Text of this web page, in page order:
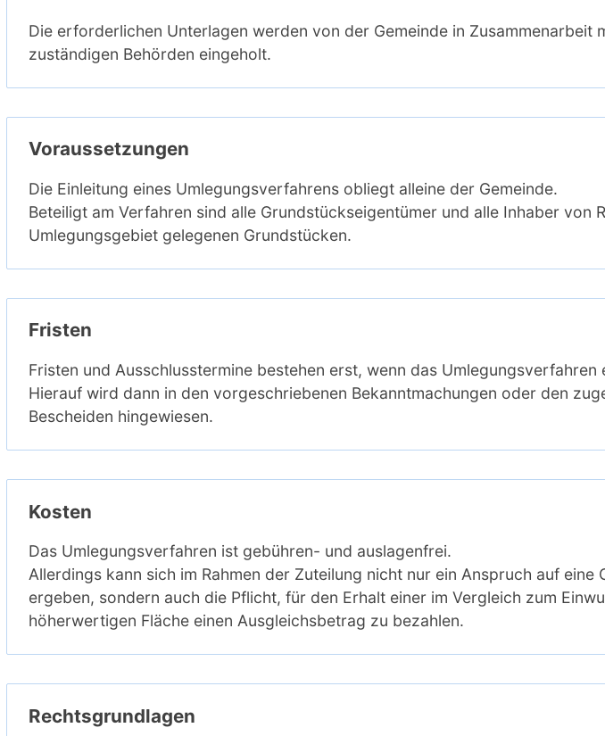
Die erforderlichen Unterlagen werden von der Gemeinde in Zusammenarbeit
zuständigen Behörden eingeholt.
Voraussetzungen
Die Einleitung eines Umlegungsverfahrens obliegt alleine der Gemeinde.
Beteiligt am Verfahren sind alle Grundstückseigentümer und alle Inhaber von
Umlegungsgebiet gelegenen Grundstücken.
Fristen
Fristen und Ausschlusstermine bestehen erst, wenn das Umlegungsverfahren
Hierauf wird dann in den vorgeschriebenen Bekanntmachungen oder den
Bescheiden hingewiesen.
Kosten
Das Umlegungsverfahren ist gebühren- und auslagenfrei.
Allerdings kann sich im Rahmen der Zuteilung nicht nur ein Anspruch auf eine
ergeben, sondern auch die Pflicht, für den Erhalt einer im Vergleich zum
höherwertigen Fläche einen Ausgleichsbetrag zu bezahlen.
Rechtsgrundlagen